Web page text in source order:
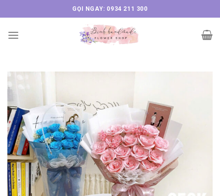
to
content
GỌI NGAY: 0934 211 300